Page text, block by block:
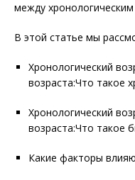
между
В этой статье мы
Хронологический
возраста:Что такое
Хронологический
возраста:Что такое
Какие факторы